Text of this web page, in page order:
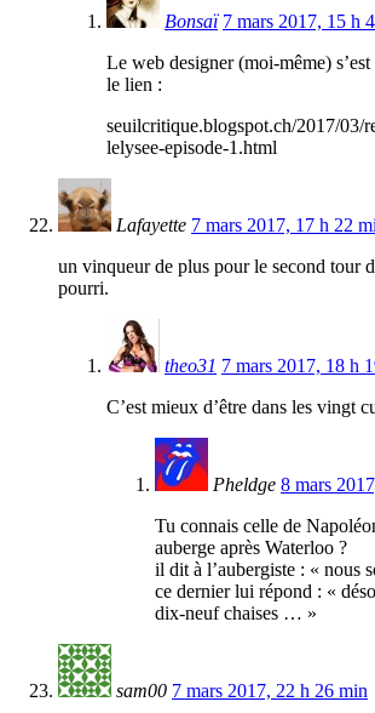
Bonsaï 7 mars 2017, 15 h
Le web designer (moi-même)
le lien :
seuilcritique.blogspot.ch/2017/03/
lelysee-episode-1.html
Lafayette 7 mars 2017, 17 h 22
un vinqueur de plus pour le second tour
pourri.
theo31 7 mars 2017, 18 h
C’est mieux d’être dans les vingt
Pheldge 8 mars
Tu connais celle de
auberge après Waterloo ?
il dit à l’aubergiste : « nous
ce dernier lui répond : «
dix-neuf chaises … »
sam00 7 mars 2017, 22 h 26 min